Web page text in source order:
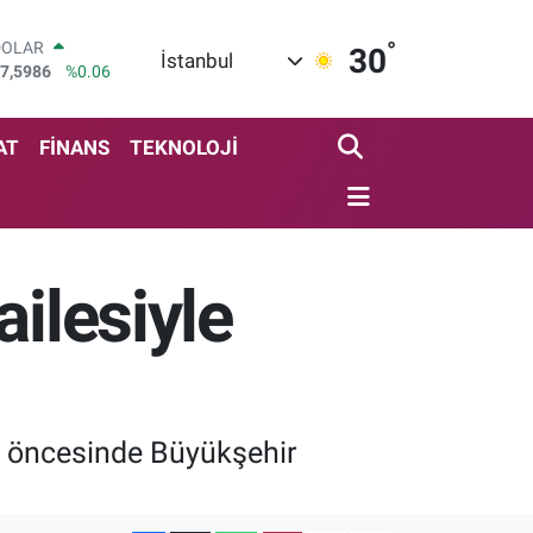
%0.06
%0.1
BITCOIN
%0.69
İstanbul 30°
FİNANS TEKNOLOJİ
Büyükşehir